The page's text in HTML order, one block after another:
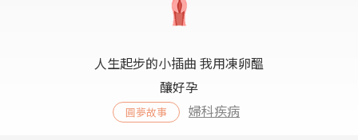
人生起步的小插曲 我用凍卵醞
釀好孕
圓夢故事 婦科疾病